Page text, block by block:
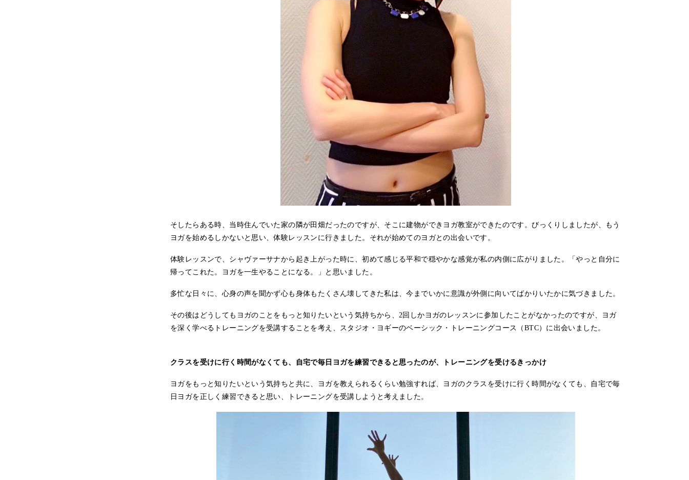
そしたらある時、当時住んでいた家の隣が田畑だったのですが、そこに建物ができヨガ教室ができたのです。びっくりしましたが、もう
ヨガを始めるしかないと思い、体験レッスンに行きました。それが始めてのヨガとの出会いです。
体験レッスンで、シャヴァーサナから起き上がった時に、初めて感じる平和で穏やかな感覚が私の内側に広がりました。「やっと自分に
帰ってこれた。ヨガを一生やることになる。」と思いました。
多忙な日々に、心身の声を聞かず心も身体もたくさん壊してきた私は、今までいかに意識が外側に向いてばかりいたかに気づきました。
その後はどうしてもヨガのことをもっと知りたいという気持ちから、2回しかヨガのレッスンに参加したことがなかったのですが、ヨガ
を深く学べるトレーニングを受講することを考え、スタジオ・ヨギーのベーシック・トレーニングコース（BTC）に出会いました。
クラスを受けに行く時間がなくても、自宅で毎日ヨガを練習できると思ったのが、トレーニングを受けるきっかけ
ヨガをもっと知りたいという気持ちと共に、ヨガを教えられるくらい勉強すれば、ヨガのクラスを受けに行く時間がなくても、自宅で毎
日ヨガを正しく練習できると思い、トレーニングを受講しようと考えました。